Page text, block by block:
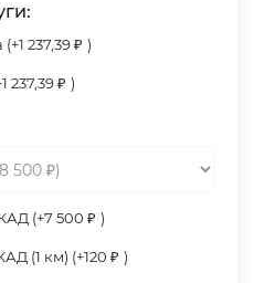
(+1 237,39₽ )
1 237,39₽ )
(+7 500 ₽ )
(1 км) (+120 ₽ )